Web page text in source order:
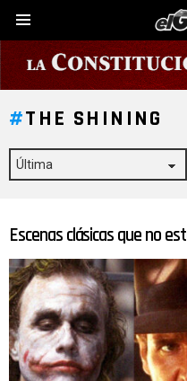
THE SHINING
ÚLTIMAS
Escenas clásicas que no